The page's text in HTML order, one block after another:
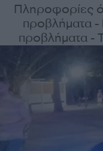
Πληροφορίες
προβλήματα -
προβλήματα -